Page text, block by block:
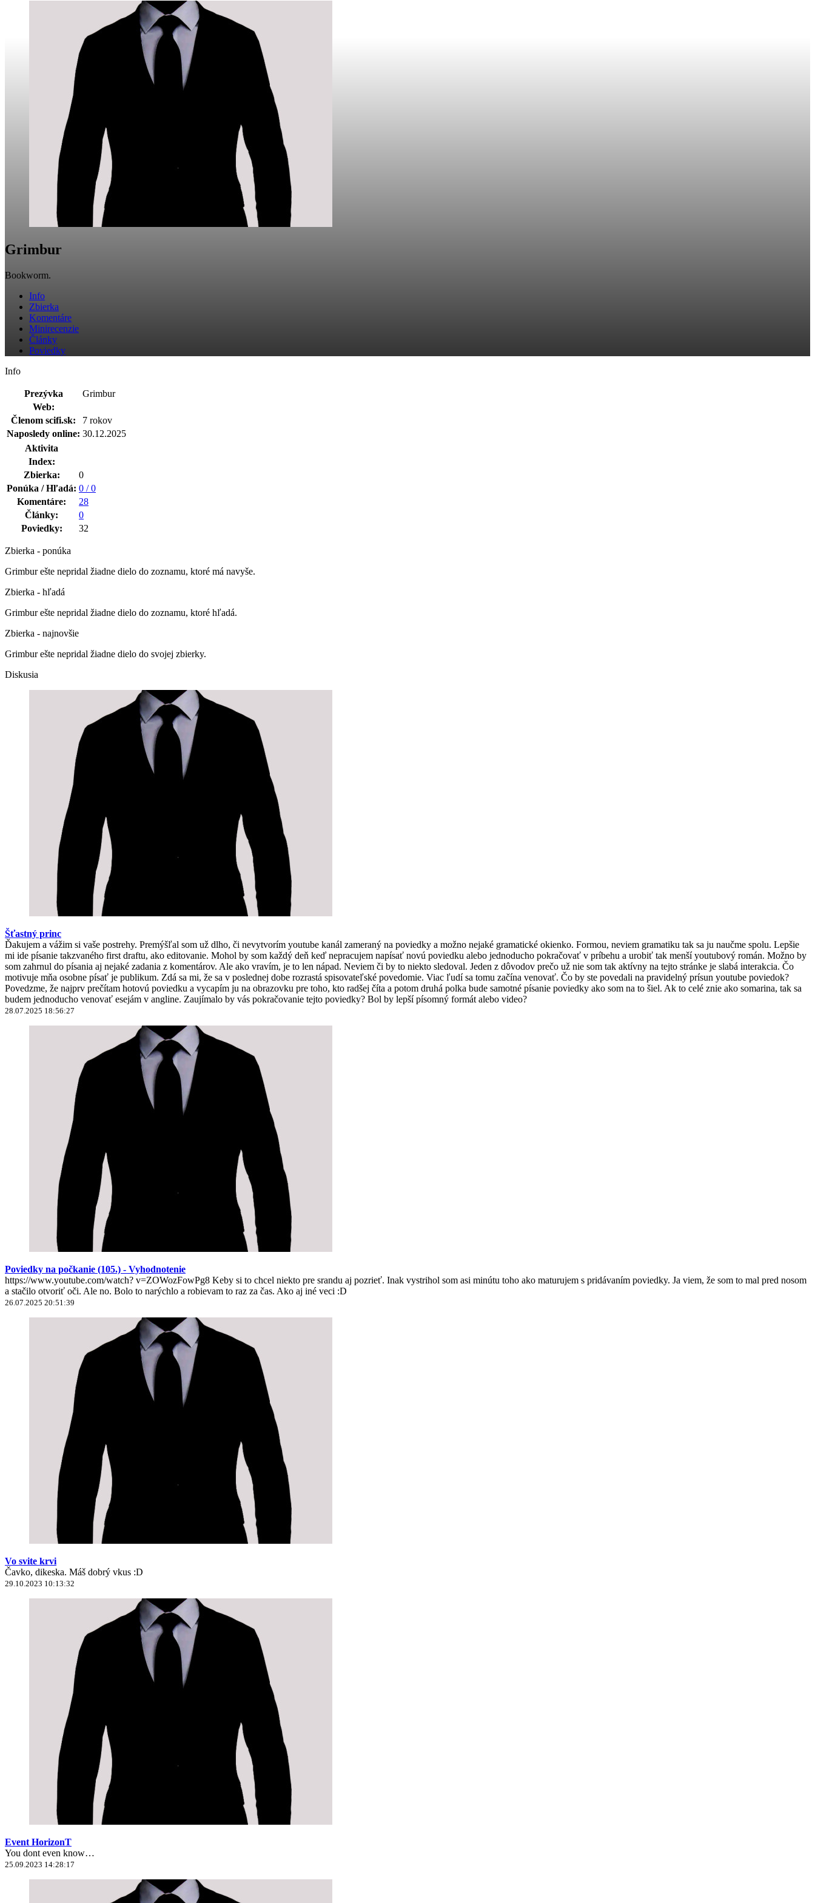
Grimbur
Bookworm.
Info
Zbierka
Komentáre
Minirecenzie
Články
Poviedky
Info
Prezývka
Grimbur
Web:
Členom scifi.sk:
7 rokov
Naposledy online: 30.12.2025
Aktivita
Index:
Zbierka:
0
Ponúka / Hľadá: 0 / 0
Komentáre:
28
Články:
0
Poviedky:
32
Zbierka - ponúka
Grimbur ešte nepridal žiadne dielo do zoznamu, ktoré má navyše.
Zbierka - hľadá
Grimbur ešte nepridal žiadne dielo do zoznamu, ktoré hľadá.
Zbierka - najnovšie
Grimbur ešte nepridal žiadne dielo do svojej zbierky.
Diskusia
Šťastný princ
Ďakujem a vážim si vaše postrehy. Premýšľal som už dlho, či nevytvorím youtube kanál zameraný na poviedky a možno nejaké gramatické okienko. Formou, neviem gramatiku tak sa ju naučme spolu. Lepšie
mi ide písanie takzvaného first draftu, ako editovanie. Mohol by som každý deň keď nepracujem napísať novú poviedku alebo jednoducho pokračovať v príbehu a urobiť tak menší youtubový román. Možno by
som zahrnul do písania aj nejaké zadania z komentárov. Ale ako vravím, je to len nápad. Neviem či by to niekto sledoval. Jeden z dôvodov prečo už nie som tak aktívny na tejto stránke je slabá interakcia. Čo
motivuje mňa osobne písať je publikum. Zdá sa mi, že sa v poslednej dobe rozrastá spisovateľské povedomie. Viac ľudí sa tomu začína venovať. Čo by ste povedali na pravidelný prísun youtube poviedok?
Povedzme, že najprv prečítam hotovú poviedku a vycapím ju na obrazovku pre toho, kto radšej číta a potom druhá polka bude samotné písanie poviedky ako som na to šiel. Ak to celé znie ako somarina, tak sa
budem jednoducho venovať esejám v angline. Zaujímalo by vás pokračovanie tejto poviedky? Bol by lepší písomný formát alebo video?
28.07.2025 18:56:27
Poviedky na počkanie (105.) - Vyhodnotenie
https://www.youtube.com/watch? v=ZOWozFowPg8 Keby si to chcel niekto pre srandu aj pozrieť. Inak vystrihol som asi minútu toho ako maturujem s pridávaním poviedky. Ja viem, že som to mal pred nosom
a stačilo otvoriť oči. Ale no. Bolo to narýchlo a robievam to raz za čas. Ako aj iné veci :D
26.07.2025 20:51:39
Vo svite krvi
Čavko, dikeska. Máš dobrý vkus :D
29.10.2023 10:13:32
Event HorizonT
You dont even know…
25.09.2023 14:28:17